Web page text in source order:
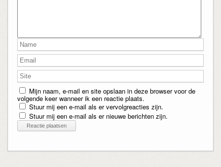
Mijn naam, e-mail en site opslaan in deze browser voor de
volgende keer wanneer ik een reactie plaats.
Stuur mij een e-mail als er vervolgreacties zijn.
Stuur mij een e-mail als er nieuwe berichten zijn.